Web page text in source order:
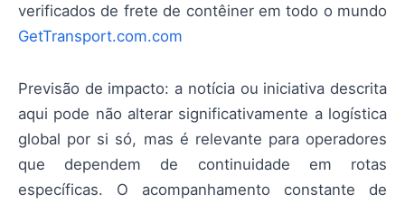
verificados de frete de contêiner em todo o mundo
GetTransport.com.com
Previsão de impacto: a notícia ou iniciativa descrita
aqui pode não alterar significativamente a logística
global por si só, mas é relevante para operadores
que dependem de continuidade em rotas
específicas. O acompanhamento constante de